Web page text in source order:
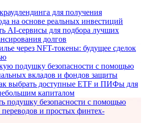
для получения
на основе реальных инвестиций
AI-сервисы для подбора лучших
долгов
через NFT-токены: будущее сделок
подушку безопасности с помощью
вкладов и фондов защиты
выбрать доступные ETF и ПИФы для
капиталом
подушку безопасности с помощью
переводов и простых финтех-